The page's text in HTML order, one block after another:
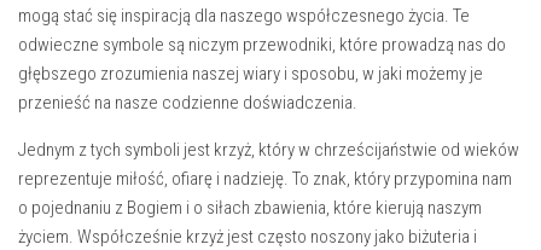
mogą stać się inspiracją‌ dla ⁤naszego współczesnego życia. Te
odwieczne symbole są ‌niczym ⁣przewodniki, które prowadzą nas do
głębszego zrozumienia naszej ‍wiary i sposobu, w jaki ‌możemy je
‌przenieść na nasze codzienne doświadczenia.
Jednym z tych symboli jest‍ krzyż,‌ który w chrześcijaństwie od wieków
reprezentuje miłość, ofiarę i⁢ nadzieję. To znak, ‌który przypomina ⁢nam⁣
o pojednaniu ⁢z Bogiem i o siłach zbawienia, które kierują naszym⁣
życiem. Współcześnie krzyż jest często noszony jako ​biżuteria i​